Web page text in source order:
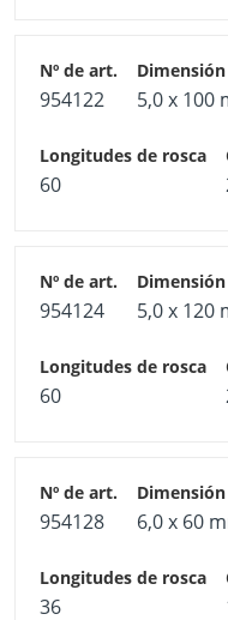
954122 5,0 x 100
60
954124 5,0 x 120
60
954128 6,0 x 60
36